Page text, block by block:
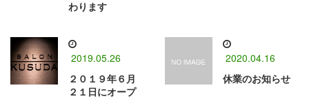
わります
2019.05.26
２０１９年６月
２１日にオープ
2020.04.16
休業のお知らせ